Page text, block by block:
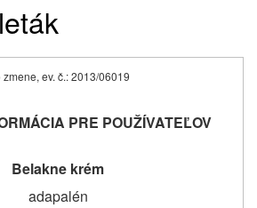
ev. č.: 2013/06019
PRE POUŽÍVATEĽOV
Belakne krém
adapalén